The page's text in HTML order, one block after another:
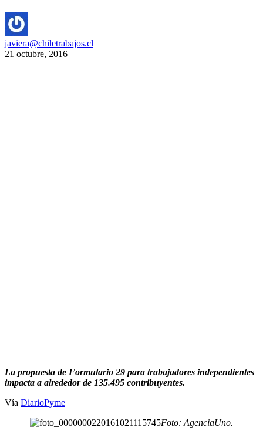
javiera@chiletrabajos.cl
21 octubre, 2016
La propuesta de Formulario 29 para trabajadores independientes
impacta a alrededor de 135.495 contribuyentes.
Vía DiarioPyme
Foto: AgenciaUno.